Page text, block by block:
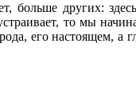
других:
то мы
его настоящем,